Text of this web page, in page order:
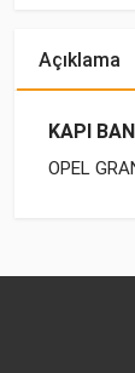
Açıklama
KAPI
OPEL